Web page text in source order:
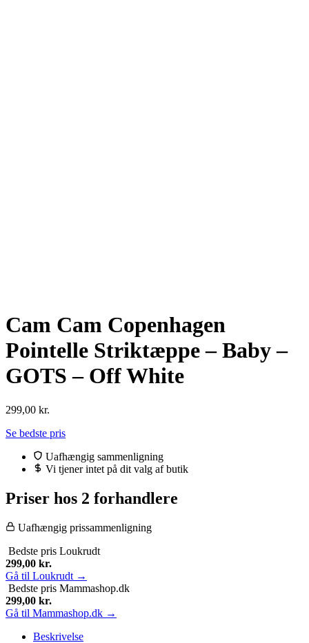
Cam Cam Copenhagen
Pointelle Striktæppe – Baby –
GOTS – Off White
299,00 kr.
Se bedste pris
Uafhængig sammenligning
Vi tjener intet på dit valg af butik
Priser hos 2 forhandlere
Uafhængig prissammenligning
Bedste pris Loukrudt
299,00 kr.
Gå til Loukrudt →
Bedste pris Mammashop.dk
299,00 kr.
Gå til Mammashop.dk →
Beskrivelse